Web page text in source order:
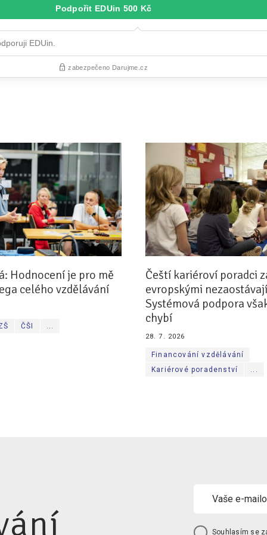
Hodnocení je pro mě
celého vzdělávání
ČŠI
Čeští kariéroví poradci
evropskými
Systémová podpora
chybí
28. 7. 2026
Financování vzdělávání
Kariérové poradenství
Souhlasím se